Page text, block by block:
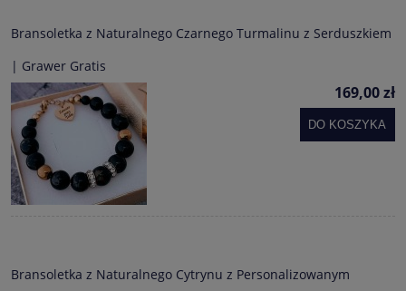
Bransoletka z Naturalnego Czarnego Turmalinu z Serduszkiem
| Grawer Gratis
169,00 zł
DO KOSZYKA
Bransoletka z Naturalnego Cytrynu z Personalizowanym